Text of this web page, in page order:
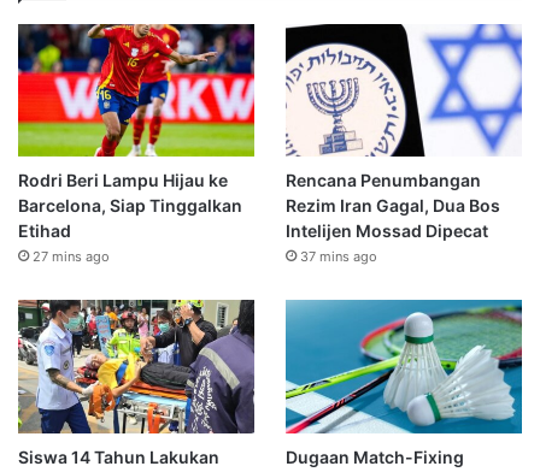
Rodri Beri Lampu Hijau ke
Barcelona, Siap Tinggalkan
Etihad
27 mins ago
Rencana Penumbangan
Rezim Iran Gagal, Dua Bos
Intelijen Mossad Dipecat
37 mins ago
Siswa 14 Tahun Lakukan Dugaan Match-Fixing